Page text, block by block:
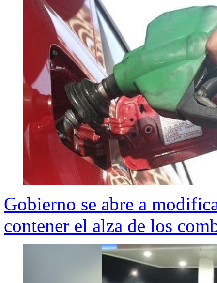
Gobierno se abre a
contener el alza de los